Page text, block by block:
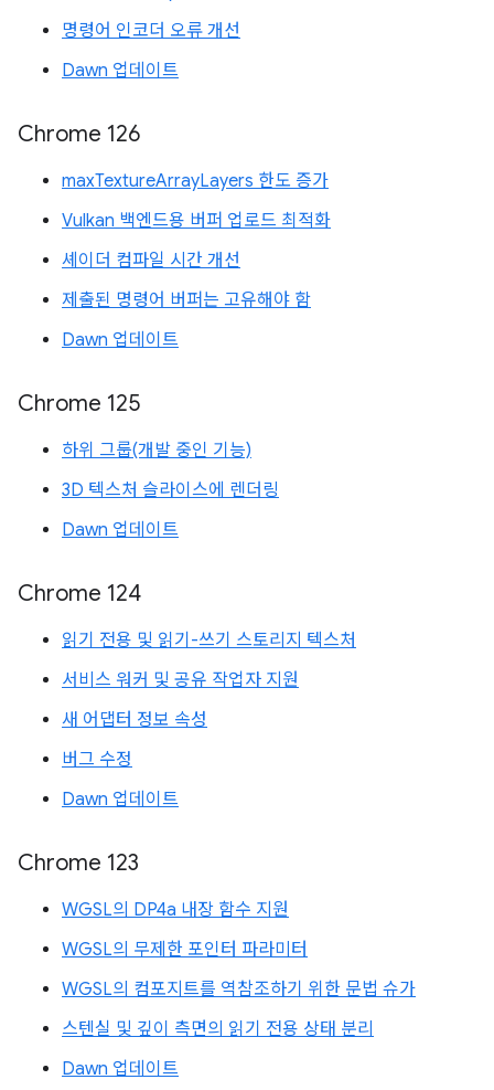
명령어 인코더 오류 개선
Dawn 업데이트
Chrome 126
maxTextureArrayLayers 한도 증가
Vulkan 백엔드용 버퍼 업로드 최적화
셰이더 컴파일 시간 개선
제출된 명령어 버퍼는 고유해야 함
Dawn 업데이트
Chrome 125
하위 그룹(개발 중인 기능)
3D 텍스처 슬라이스에 렌더링
Dawn 업데이트
Chrome 124
읽기 전용 및 읽기-쓰기 스토리지 텍스처
서비스 워커 및 공유 작업자 지원
새 어댑터 정보 속성
버그 수정
Dawn 업데이트
Chrome 123
WGSL의 DP4a 내장 함수 지원
WGSL의 무제한 포인터 파라미터
WGSL의 컴포지트를 역참조하기 위한 문법 슈가
스텐실 및 깊이 측면의 읽기 전용 상태 분리
Dawn 업데이트